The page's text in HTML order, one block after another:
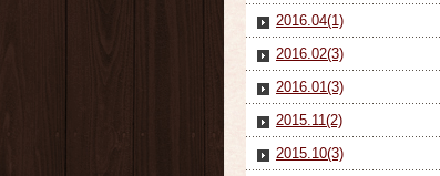
2016.04(1)
2016.02(3)
2016.01(3)
2015.11(2)
2015.10(3)